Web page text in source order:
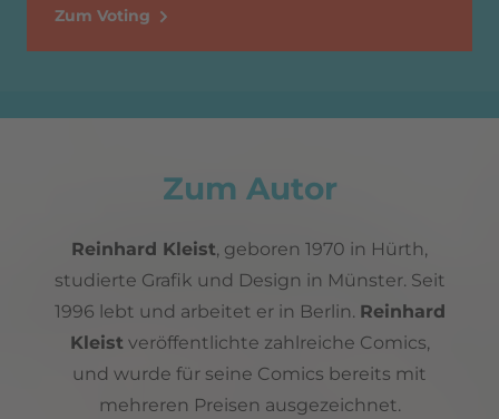
Zum Voting
Zum Autor
Reinhard Kleist, geboren 1970 in Hürth,
studierte Grafik und Design in Münster. Seit
1996 lebt und arbeitet er in Berlin. Reinhard
Kleist veröffentlichte zahlreiche Comics,
und wurde für seine Comics bereits mit
mehreren Preisen ausgezeichnet.